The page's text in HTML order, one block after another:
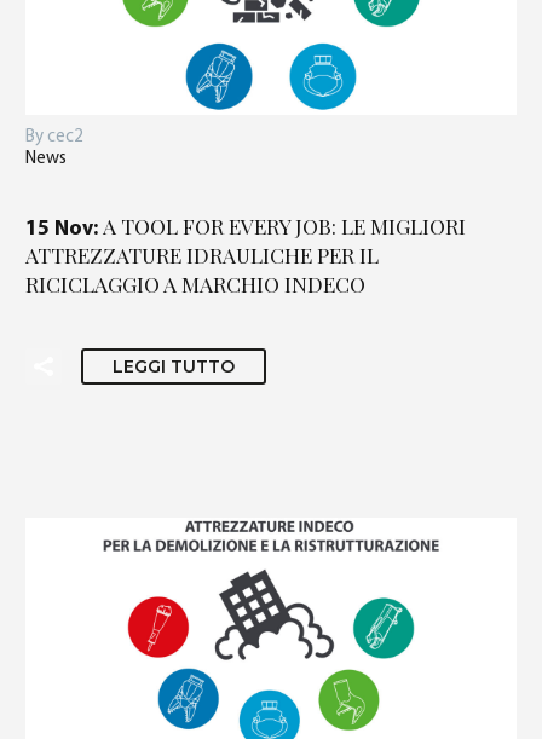
By cec2
News
15 Nov: A TOOL FOR EVERY JOB: LE MIGLIORI
ATTREZZATURE IDRAULICHE PER IL
RICICLAGGIO A MARCHIO INDECO
LEGGI TUTTO